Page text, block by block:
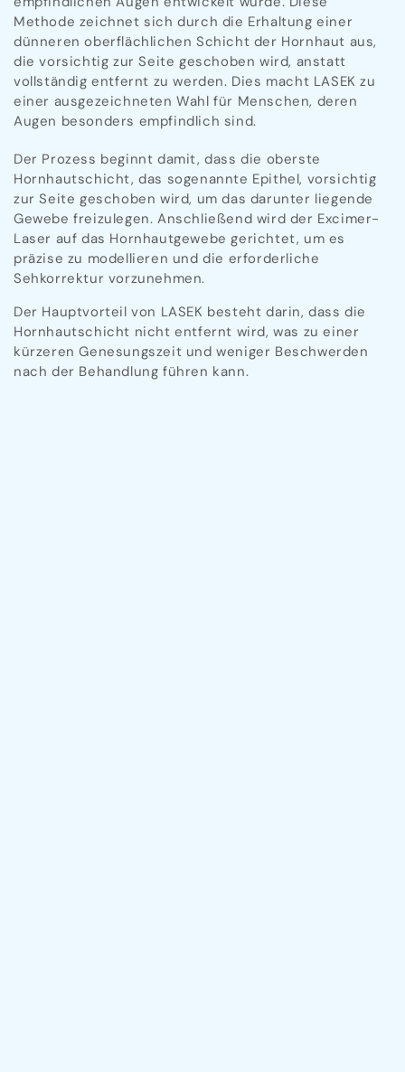
Methode zeichnet sich durch die Erhaltung einer
dünneren oberflächlichen Schicht der Hornhaut aus,
die vorsichtig zur Seite geschoben wird, anstatt
vollständig entfernt zu werden. Dies macht LASEK zu
einer ausgezeichneten Wahl für Menschen, deren
Augen besonders empfindlich sind.
Der Prozess beginnt damit, dass die oberste
Hornhautschicht, das sogenannte Epithel, vorsichtig
zur Seite geschoben wird, um das darunter liegende
Gewebe freizulegen. Anschließend wird der Excimer-
Laser auf das Hornhautgewebe gerichtet, um es
präzise zu modellieren und die erforderliche
Sehkorrektur vorzunehmen.
Der Hauptvorteil von LASEK besteht darin, dass die
Hornhautschicht nicht entfernt wird, was zu einer
kürzeren Genesungszeit und weniger Beschwerden
nach der Behandlung führen kann.